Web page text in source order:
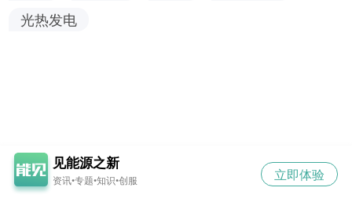
光热发电
见能源之新
资讯•专题•知识•创服 立即体验